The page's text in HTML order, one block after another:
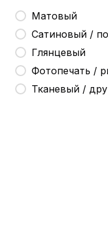
Матовый
Сатиновый /
Глянцевый
Фотопечать /
Тканевый /